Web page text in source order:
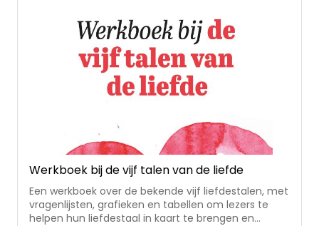
Werkboek bij de vijf talen van de liefde
Een werkboek over de bekende vijf liefdestalen, met
vragenlijsten, grafieken en tabellen om lezers te
helpen hun liefdestaal in kaart te brengen en